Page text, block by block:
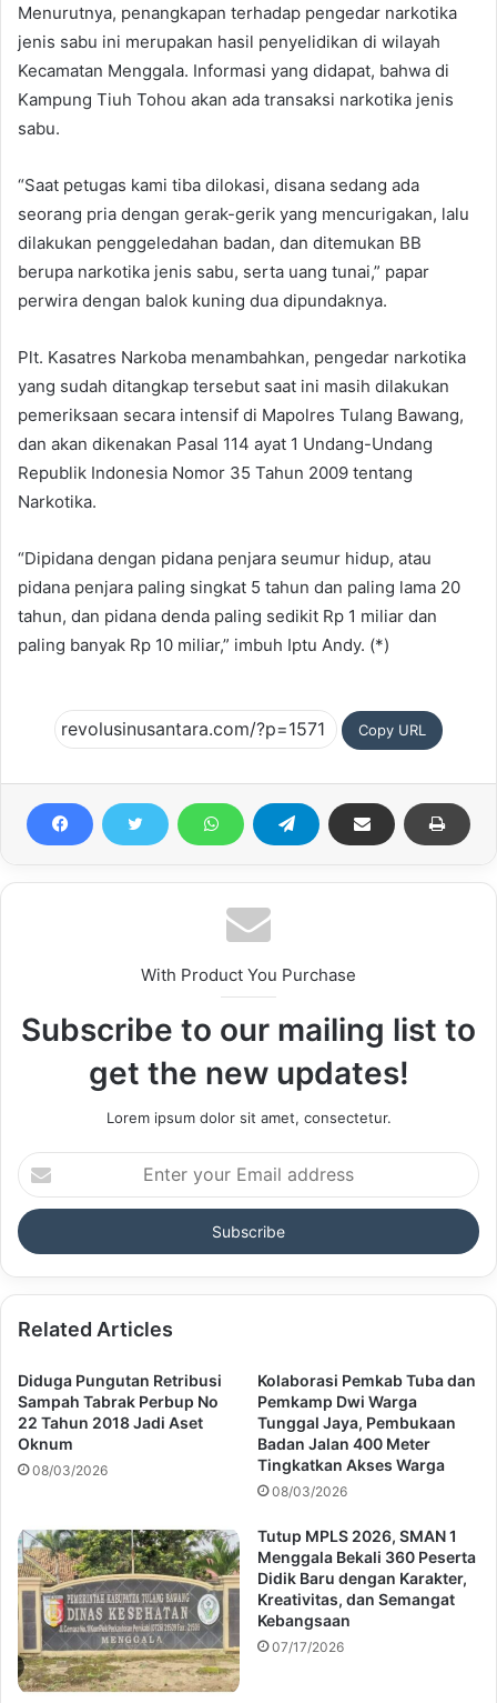
Menurutnya, penangkapan terhadap pengedar narkotika
jenis sabu ini merupakan hasil penyelidikan di wilayah
Kecamatan Menggala. Informasi yang didapat, bahwa di
Kampung Tiuh Tohou akan ada transaksi narkotika jenis
sabu.
“Saat petugas kami tiba dilokasi, disana sedang ada
seorang pria dengan gerak-gerik yang mencurigakan, lalu
dilakukan penggeledahan badan, dan ditemukan BB
berupa narkotika jenis sabu, serta uang tunai,” papar
perwira dengan balok kuning dua dipundaknya.
Plt. Kasatres Narkoba menambahkan, pengedar narkotika
yang sudah ditangkap tersebut saat ini masih dilakukan
pemeriksaan secara intensif di Mapolres Tulang Bawang,
dan akan dikenakan Pasal 114 ayat 1 Undang-Undang
Republik Indonesia Nomor 35 Tahun 2009 tentang
Narkotika.
“Dipidana dengan pidana penjara seumur hidup, atau
pidana penjara paling singkat 5 tahun dan paling lama 20
tahun, dan pidana denda paling sedikit Rp 1 miliar dan
paling banyak Rp 10 miliar,” imbuh Iptu Andy. (*)
Copy URL
With Product You Purchase
Subscribe to our mailing list to
get the new updates!
Lorem ipsum dolor sit amet, consectetur.
Enter
your
Email
address
Related Articles
Diduga Pungutan Retribusi
Sampah Tabrak Perbup No
22 Tahun 2018 Jadi Aset
Oknum
08/03/2026
Kolaborasi Pemkab Tuba dan
Pemkamp Dwi Warga
Tunggal Jaya, Pembukaan
Badan Jalan 400 Meter
Tingkatkan Akses Warga
08/03/2026
Tutup MPLS 2026, SMAN 1
Menggala Bekali 360 Peserta
Didik Baru dengan Karakter,
Kreativitas, dan Semangat
Kebangsaan
07/17/2026